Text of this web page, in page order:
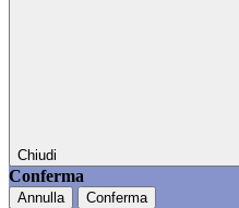
Chiudi
Conferma
Annulla Conferma